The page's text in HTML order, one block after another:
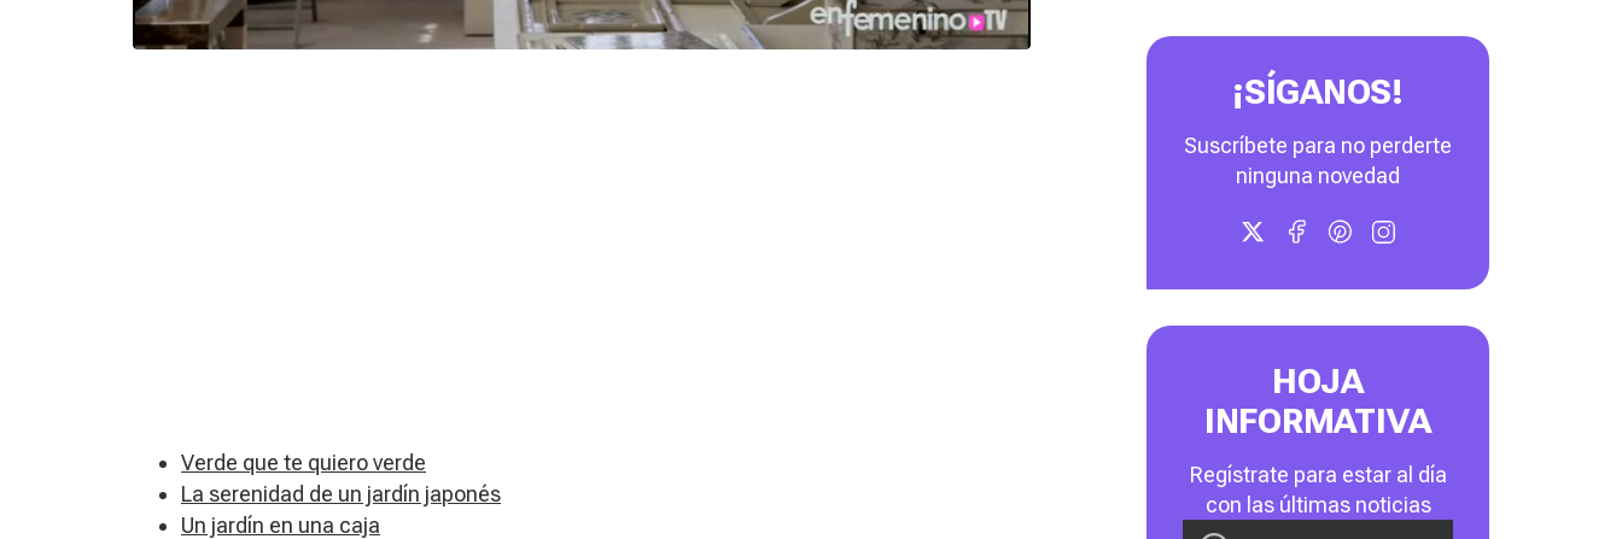
Verde que te quiero verde
La serenidad de un jardín japonés
Un jardín en una caja
¡SÍGANOS!
Suscríbete para no perderte
ninguna novedad
HOJA
INFORMATIVA
Regístrate para estar al día
con las últimas noticias